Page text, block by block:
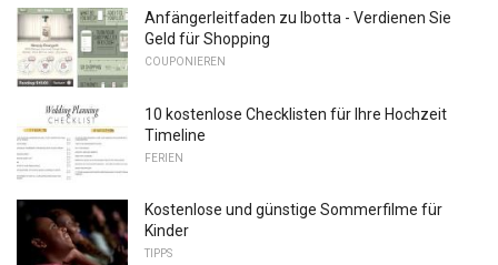
Anfängerleitfaden zu Ibotta - Verdienen Sie
Geld für Shopping
COUPONIEREN
10 kostenlose Checklisten für Ihre Hochzeit
Timeline
FERIEN
Kostenlose und günstige Sommerfilme für
Kinder
TIPPS